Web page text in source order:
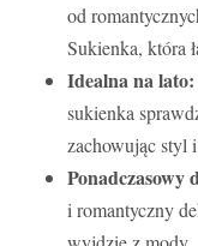
od
Sukienka, która
Idealna na lato:
sukienka
zachowując styl
Ponadczasowy
i romantyczny